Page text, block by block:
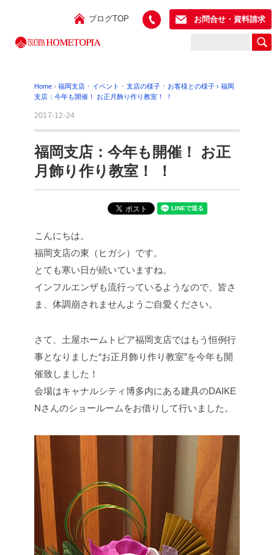
ブログTOP お問合せ・資料請求
Home › 福岡支店 ･ イベント ･ 支店の様子 ･ お客様との様子 › 福岡
支店：今年も開催！ お正月飾り作り教室！ ！
2017-12-24
福岡支店：今年も開催！ お正
月飾り作り教室！ ！
こんにちは。
福岡支店の東（ヒガシ）です。
とても寒い日が続いていますね。
インフルエンザも流行っているようなので、皆さ
ま、体調崩されませんようご自愛ください。
さて、土屋ホームトピア福岡支店ではもう恒例行
事となりました“お正月飾り作り教室”を今年も開
催致しました！
会場はキャナルシティ博多内にある建具のDAIKE
Nさんのショールームをお借りして行いました。